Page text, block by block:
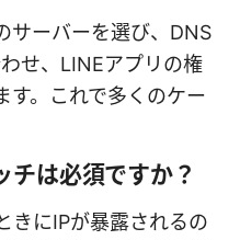
サーバーを選び、DNS
せ、LINEアプリの権
す。これで多くのケー
は必須ですか？
きにIPが暴露されるの